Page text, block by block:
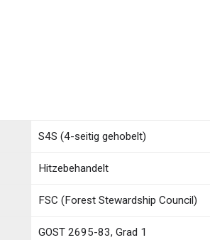
S4S (4-seitig gehobelt)
Hitzebehandelt
FSC (Forest Stewardship Council)
GOST 2695-83, Grad 1